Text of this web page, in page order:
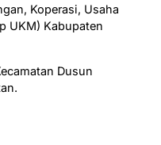
Koperasi, Usaha
UKM) Kabupaten
Dusun